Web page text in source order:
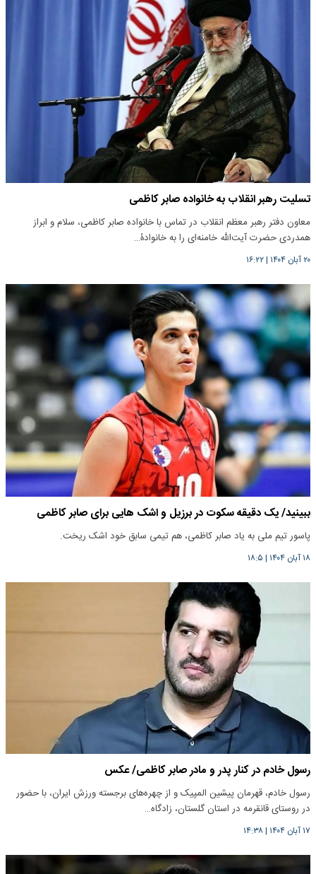
تسلیت رهبر انقلاب به خانواده صابر کاظمی
معاون دفتر رهبر معظم انقلاب در تماس با خانواده صابر کاظمی، سلام و ابراز
همدردی حضرت آیت‌الله خامنه‌ای را به خانوادۀ…
۲۰ آبان ۱۴۰۴ |۱۶:۲۲
ببینید/ یک دقیقه سکوت در برزیل و اشک هایی برای صابر کاظمی
پاسور تیم ملی به یاد صابر کاظمی، هم تیمی سابق خود اشک ریخت.
۱۸ آبان ۱۴۰۴ | ۱۸:۵
رسول خادم در کنار پدر و مادر صابر کاظمی/ عکس
رسول خادم، قهرمان پیشین المپیک و از چهره‌های برجسته ورزش ایران، با حضور
در روستای قانقرمه در استان گلستان، زادگاه…
۱۷ آبان ۱۴۰۴ |۱۴:۳۸